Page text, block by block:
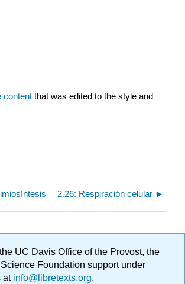
content that was edited to the style and
2.26: Respiración celular
UC Davis Office of the Provost, the
Foundation support under
atinfo@libretexts.org.